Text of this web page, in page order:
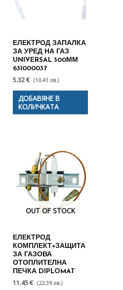
ЕЛЕКТРОД ЗАПАЛКА
ЗА УРЕД НА ГАЗ
UNIVERSAL 300ММ
631000037
5.32 € (10.41 лв.)
ДОБАВЯНЕ В
КОЛИЧКАТА
OUT OF STOCK
ЕЛЕКТРОД
КОМПЛЕКТ+ЗАЩИТА
ЗА ГАЗОВА
ОТОПЛИТЕЛНА
ПЕЧКА DIPLOMAT
11.45 € (22.39 лв.)